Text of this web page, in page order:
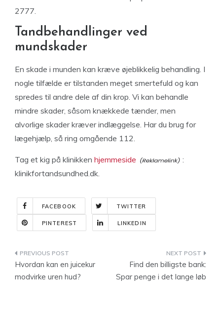
2777.
Tandbehandlinger ved
mundskader
En skade i munden kan kræve øjeblikkelig behandling. I
nogle tilfælde er tilstanden meget smertefuld og kan
spredes til andre dele af din krop. Vi kan behandle
mindre skader, såsom knækkede tænder, men
alvorlige skader kræver indlæggelse. Har du brug for
lægehjælp, så ring omgående 112.
Tag et kig på klinikken hjemmeside
:
klinikfortandsundhed.dk.
FACEBOOK TWITTER
PINTEREST LINKEDIN
Indlægsnavigation
Hvordan kan en juicekur
modvirke uren hud?
Find den billigste bank:
Spar penge i det lange løb